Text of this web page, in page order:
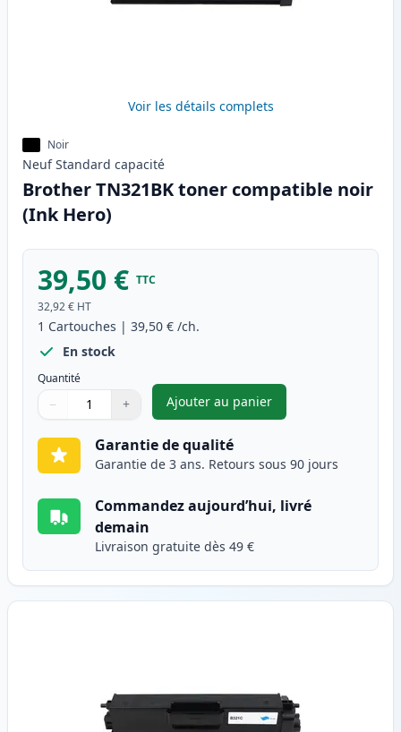
Voir les détails complets
Noir
Neuf Standard capacité
Brother TN321BK toner compatible noir
(Ink Hero)
39,50 € TTC
32,92 € HT
1 Cartouches | 39,50 € /ch.
En stock
Quantité
Quantité
Utilisez les boutons pour ajuster
− +
Quantité
Ajouter au panier
,Brother TN321BK toner
Garantie de qualité
Garantie de 3 ans. Retours sous 90 jours
Commandez aujourd’hui, livré
demain
Livraison gratuite dès 49 €